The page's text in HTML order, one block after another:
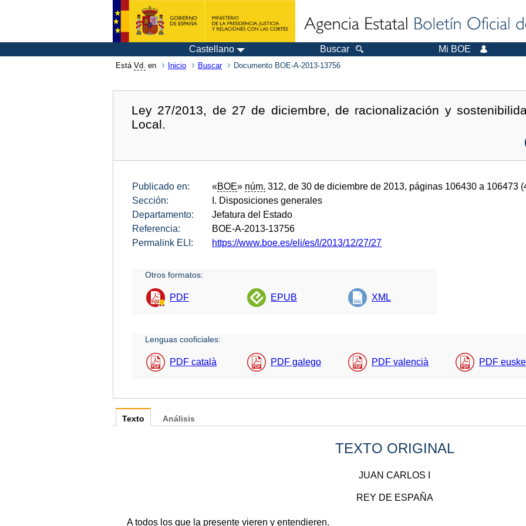
Castellano Buscar Mi BOE
Está Vd. en Inicio Buscar Documento BOE-A-2013-13756
Ley 27/2013, de 27 de diciembre, de racionalización y
Local.
Publicado en: «BOE» núm. 312, de 30 de diciembre de 2013, páginas 106430 a 106473
Sección:
I. Disposiciones generales
Departamento:
Jefatura del Estado
Referencia:
BOE-A-2013-13756
Permalink ELI:
https://www.boe.es/eli/es/l/2013/12/27/27
Otros formatos:
PDF EPUB XML
Lenguas cooficiales:
PDF català PDF galego PDF valencià PDF
Texto
TEXTO ORIGINAL
JUAN CARLOS I
REY DE ESPAÑA
A todos los que la presente vieren y entendieren.
Análisis